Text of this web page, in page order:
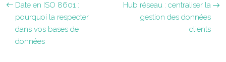
Date en ISO 8601 :
pourquoi la respecter
dans vos bases de
données
Hub réseau : centraliser la
gestion des données
clients